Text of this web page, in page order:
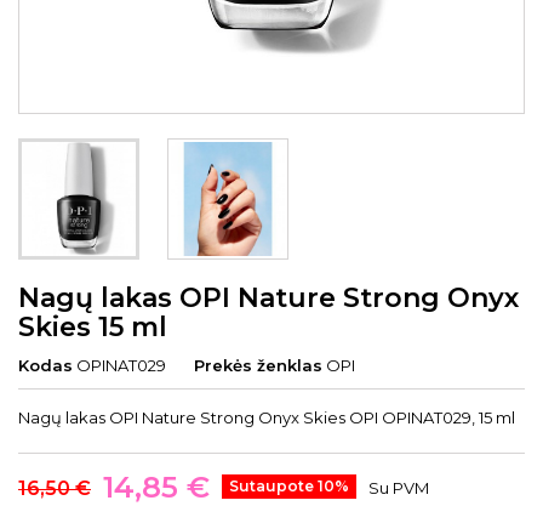
Nagų lakas OPI Nature Strong Onyx
Skies 15 ml
Kodas OPINAT029 Prekės ženklas OPI
Nagų lakas OPI Nature Strong Onyx Skies OPI OPINAT029, 15 ml
16,50 € 14,85 € Sutaupote 10% Su PVM